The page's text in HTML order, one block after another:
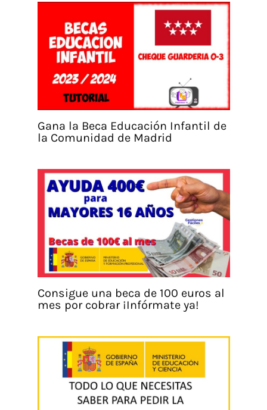
Gana la Beca Educación Infantil de
la Comunidad de Madrid
Consigue una beca de 100 euros al
mes por cobrar ¡Infórmate ya!